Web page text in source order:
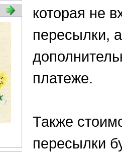
которая не
пересылки,
платеже.
Также
пересылки